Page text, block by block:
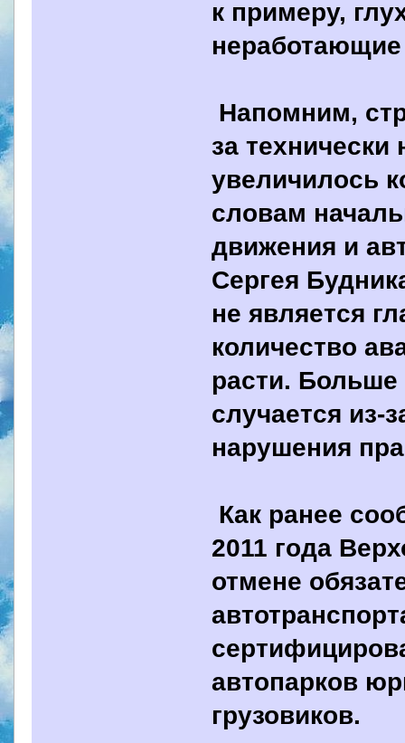
к примеру,
Напомним,
за технически
увеличилось
словам
движения и
Сергея
не является
количество
расти. Больше
случается из-
нарушения
Как ранее
2011 года
отмене
автопарков
грузовиков.